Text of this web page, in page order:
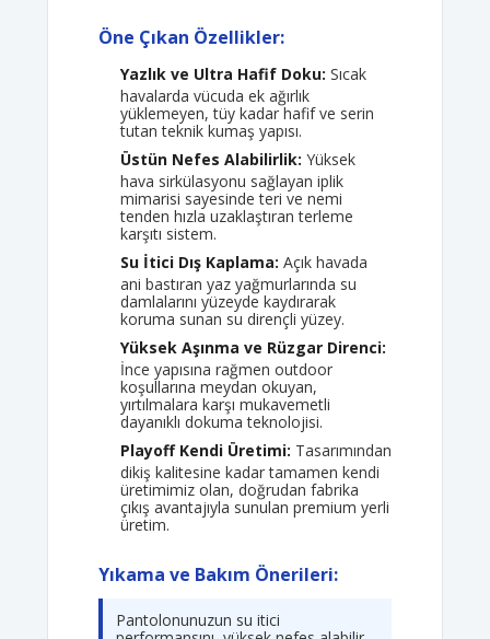
Öne Çıkan Özellikler:
Yazlık ve Ultra Hafif Doku: Sıcak
havalarda vücuda ek ağırlık
yüklemeyen, tüy kadar hafif ve serin
tutan teknik kumaş yapısı.
Üstün Nefes Alabilirlik: Yüksek
hava sirkülasyonu sağlayan iplik
mimarisi sayesinde teri ve nemi
tenden hızla uzaklaştıran terleme
karşıtı sistem.
Su İtici Dış Kaplama: Açık havada
ani bastıran yaz yağmurlarında su
damlalarını yüzeyde kaydırarak
koruma sunan su dirençli yüzey.
Yüksek Aşınma ve Rüzgar Direnci:
İnce yapısına rağmen outdoor
koşullarına meydan okuyan,
yırtılmalara karşı mukavemetli
dayanıklı dokuma teknolojisi.
Playoff Kendi Üretimi: Tasarımından
dikiş kalitesine kadar tamamen kendi
üretimimiz olan, doğrudan fabrika
çıkış avantajıyla sunulan premium yerli
üretim.
Yıkama ve Bakım Önerileri:
Pantolonunuzun su itici